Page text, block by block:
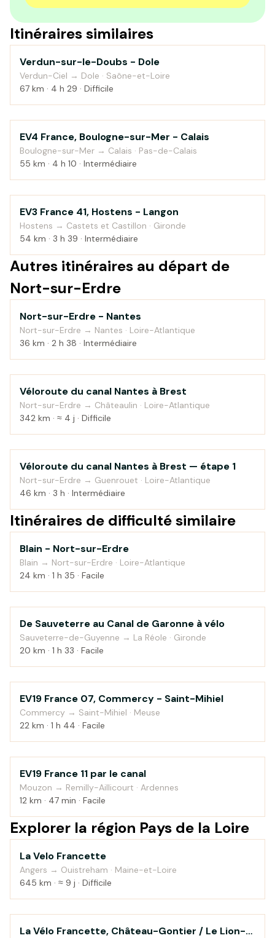
Itinéraires similaires
Au fil de l'eau
Verdun-sur-le-Doubs - Dole
Verdun-Ciel → Dole · Saône-et-Loire
67 km · 4 h 29 · Difficile
Bord de mer
EV4 France, Boulogne-sur-Mer - Calais
Boulogne-sur-Mer → Calais · Pas-de-Calais
55 km · 4 h 10 · Intermédiaire
Au fil de l'eau
EV3 France 41, Hostens - Langon
Hostens → Castets et Castillon · Gironde
54 km · 3 h 39 · Intermédiaire
Autres itinéraires au départ de
Nort-sur-Erdre
Au fil de l'eau
Nort-sur-Erdre - Nantes
Nort-sur-Erdre → Nantes · Loire-Atlantique
36 km · 2 h 38 · Intermédiaire
Bord de mer
Véloroute du canal Nantes à Brest
Nort-sur-Erdre → Châteaulin · Loire-Atlantique
342 km · ≈ 4 j · Difficile
Bord de mer
Véloroute du canal Nantes à Brest — étape 1
Nort-sur-Erdre → Guenrouet · Loire-Atlantique
46 km · 3 h · Intermédiaire
Itinéraires de difficulté similaire
Au fil de l'eau
Blain - Nort-sur-Erdre
Blain → Nort-sur-Erdre · Loire-Atlantique
24 km · 1 h 35 · Facile
Au fil de l'eau
De Sauveterre au Canal de Garonne à vélo
Sauveterre-de-Guyenne → La Réole · Gironde
20 km · 1 h 33 · Facile
Campagne
EV19 France 07, Commercy - Saint-Mihiel
Commercy → Saint-Mihiel · Meuse
22 km · 1 h 44 · Facile
Au fil de l'eau
EV19 France 11 par le canal
Mouzon → Remilly-Aillicourt · Ardennes
12 km · 47 min · Facile
Explorer la région Pays de la Loire
Campagne
La Velo Francette
Angers → Ouistreham · Maine-et-Loire
645 km · ≈ 9 j · Difficile
Campagne
La Vélo Francette, Château-Gontier / Le Lion-